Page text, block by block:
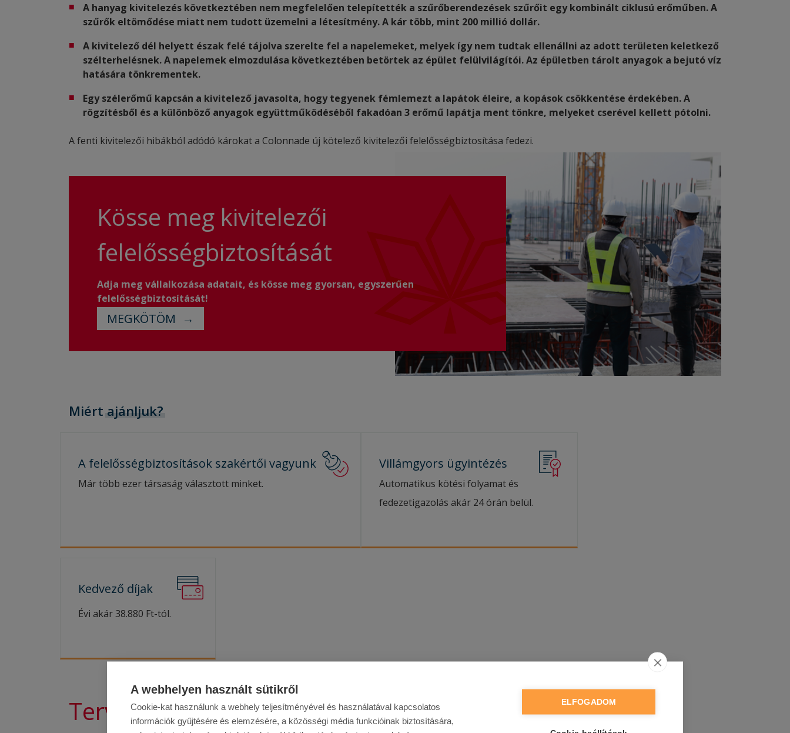
A hanyag kivitelezés következtében nem megfelelően telepítették a szűrőberendezések szűrőit egy kombinált ciklusú erőműben. A
szűrők eltömődése miatt nem tudott üzemelni a létesítmény. A kár több, mint 200 millió dollár.
A kivitelező dél helyett észak felé tájolva szerelte fel a napelemeket, melyek így nem tudtak ellenállni az adott területen keletkező
szélterhelésnek. A napelemek elmozdulása következtében betörtek az épület felülvilágítói. Az épületben tárolt anyagok a bejutó víz
hatására tönkrementek.
Egy szélerőmű kapcsán a kivitelező javasolta, hogy tegyenek fémlemezt a lapátok éleire, a kopások csökkentése érdekében. A
rögzítésből és a különböző anyagok együttműködéséből fakadóan 3 erőmű lapátja ment tönkre, melyeket cserével kellett pótolni.
A fenti kivitelezői hibákból adódó károkat a Colonnade új kötelező kivitelezői felelősségbiztosítása fedezi.
Kösse meg kivitelezői
felelősségbiztosítását
Adja meg vállalkozása adatait, és kösse meg gyorsan, egyszerűen
felelősségbiztosítását!
MEGKÖTÖM
Miért ajánljuk?
A felelősségbiztosítások szakértői vagyunk
Már több ezer társaság választott minket.
Villámgyors ügyintézés
Automatikus kötési folyamat és
fedezetigazolás akár 24 órán belül.
Kedvező díjak
Évi akár 38.880 Ft-tól.
Tervezői, mérnökifelelősségbiztosítás
A webhelyen használt sütikről
Cookie-kat használunk a webhely teljesítményével és használatával kapcsolatos
információk gyűjtésére és elemzésére, a közösségi média funkcióinak biztosítására,
ELFOGADOM